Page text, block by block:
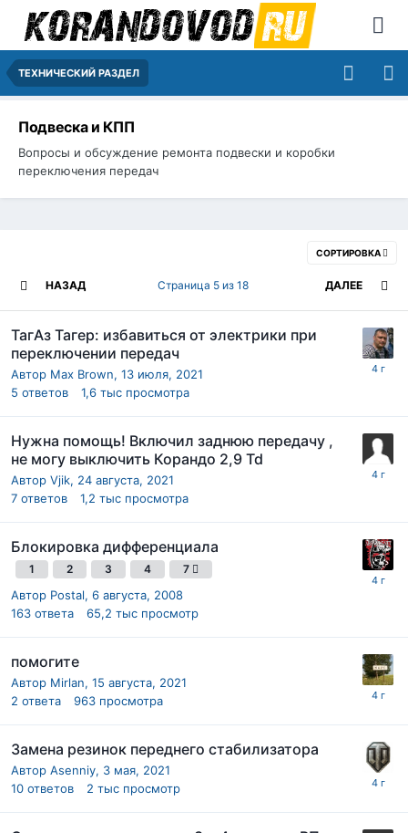
ТЕХНИЧЕСКИЙ РАЗДЕЛ
Подвеска и КПП
Вопросы и обсуждение ремонта подвески и коробки
переключения передач
СОРТИРОВКА
НАЗАД ДАЛЕЕ
Страница 5 из 18
ТагАз Тагер: избавиться от электрики при
переключении передач
Автор Max Brown, 13 июля, 2021
5 ответов 1,6 тыс просмотра
Нужна помощь! Включил заднюю передачу ,
не могу выключить Корандо 2,9 Td
Автор Vjik, 24 августа, 2021
7 ответов 1,2 тыс просмотра
Блокировка дифференциала
1 2 3 4 7
Автор Postal, 6 августа, 2008
163 ответа 65,2 тыс просмотр
помогите
Автор Mirlan, 15 августа, 2021
2 ответа 963 просмотра
Замена резинок переднего стабилизатора
Автор Asenniy, 3 мая, 2021
10 ответов 2 тыс просмотр